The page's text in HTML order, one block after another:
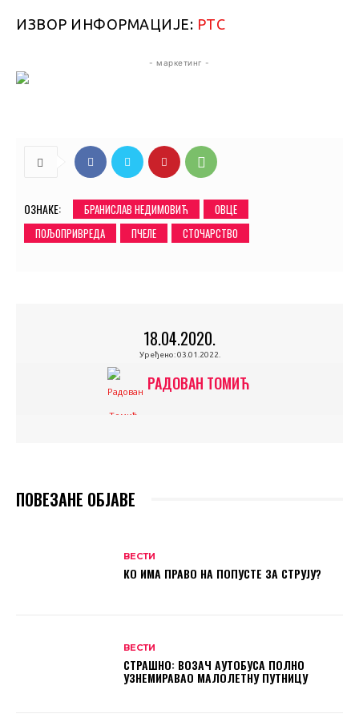
ИЗВОР ИНФОРМАЦИЈЕ: РТС
- маркетинг -
ОЗНАКЕ: БРАНИСЛАВ НЕДИМОВИЋ
ОВЦЕ
ПОЉОПРИВРЕДА
ПЧЕЛЕ СТОЧАРСТВО
18.04.2020.
Уређено: 03.01.2022.
РАДОВАН ТОМИЋ
ПОВЕЗАНЕ ОБЈАВЕ
ВЕСТИ
КО ИМА ПРАВО НА ПОПУСТЕ ЗА СТРУЈУ?
ВЕСТИ
СТРАШНО: ВОЗАЧ АУТОБУСА ПОЛНО
УЗНЕМИРАВАО МАЛОЛЕТНУ ПУТНИЦУ